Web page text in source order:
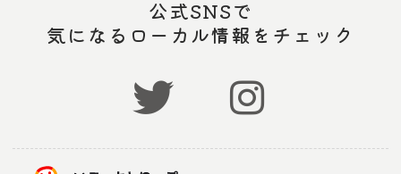
公式SNSで
気になるローカル情報をチェック